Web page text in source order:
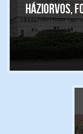
Háziorvos,